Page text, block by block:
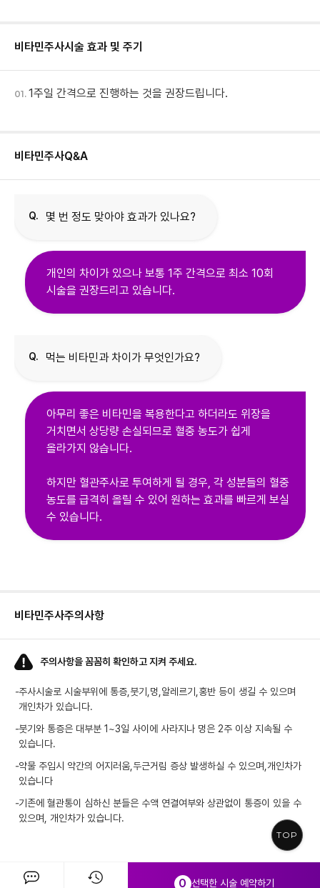
TOP
0 선택한 시술 예약하기
비타민주사시술 효과 및 주기
01. 1주일 간격으로 진행하는 것을 권장드립니다.
비타민주사Q&A
Q. 몇 번 정도 맞아야 효과가 있나요?
개인의 차이가 있으나 보통 1주 간격으로 최소 10회
시술을 권장드리고 있습니다.
Q. 먹는 비타민과 차이가 무엇인가요?
아무리 좋은 비타민을 복용한다고 하더라도 위장을
거치면서 상당량 손실되므로 혈중 농도가 쉽게
올라가지 않습니다.
하지만 혈관주사로 투여하게 될 경우, 각 성분들의 혈중
농도를 급격히 올릴 수 있어 원하는 효과를 빠르게 보실
수 있습니다.
비타민주사주의사항
주의사항을 꼼꼼히 확인하고 지켜 주세요.
-주사시술로 시술부위에 통증,붓기,멍,알레르기,홍반 등이 생길 수 있으며
-붓기와 통증은 대부분 1~3일 사이에 사라지나 멍은 2주 이상 지속될 수
있습니다.
-약물 주입시 약간의 어지러움,두근거림 증상 발생하실 수 있으며,개인차가
있습니다
-기존에 혈관통이 심하신 분들은 수액 연결여부와 상관없이 통증이 있을 수
있으며, 개인차가 있습니다.